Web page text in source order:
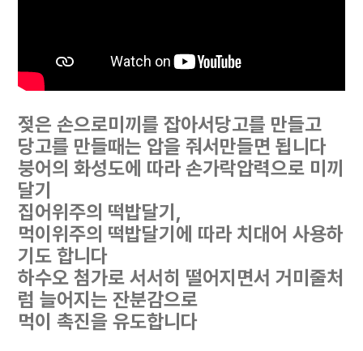
젖은 손으로미끼를 잡아서당고를 만들고
당고를 만들때는 압을 줘서만들면 됩니다
붕어의 화성도에 따라 손가락압력으로 미끼
달기
집어위주의 떡밥달기,
먹이위주의 떡밥달기에 따라 치대어 사용하
기도 합니다
하수오 첨가로 서서히 떨어지면서 거미줄처
럼 늘어지는 잔분감으로
먹이 촉진을 유도합니다